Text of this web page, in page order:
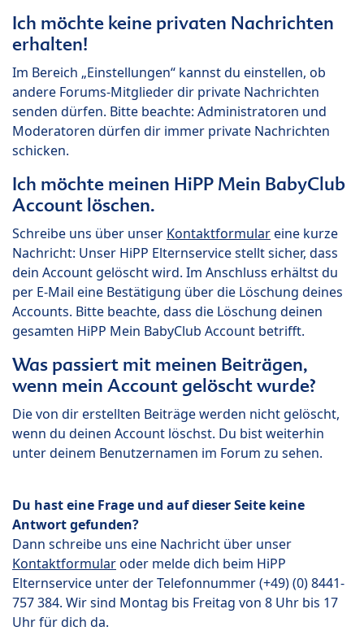
Ich möchte keine privaten Nachrichten
erhalten!
Im Bereich „Einstellungen“ kannst du einstellen, ob
andere Forums-Mitglieder dir private Nachrichten
senden dürfen. Bitte beachte: Administratoren und
Moderatoren dürfen dir immer private Nachrichten
schicken.
Ich möchte meinen HiPP Mein BabyClub
Account löschen.
Schreibe uns über unser Kontaktformulareine kurze
Nachricht: Unser HiPP Elternservice stellt sicher, dass
dein Account gelöscht wird. Im Anschluss erhältst du
per E-Mail eine Bestätigung über die Löschung deines
Accounts. Bitte beachte, dass die Löschung deinen
gesamten HiPP Mein BabyClub Account betrifft.
Was passiert mit meinen Beiträgen,
wenn mein Account gelöscht wurde?
Die von dir erstellten Beiträge werden nicht gelöscht,
wenn du deinen Account löschst. Du bist weiterhin
unter deinem Benutzernamen im Forum zu sehen.
Du hast eine Frage und auf dieser Seite keine
Antwort gefunden?
Dann schreibe uns eine Nachricht über unser
Kontaktformularoder melde dich beim HiPP
Elternservice unter der Telefonnummer (+49) (0) 8441-
757 384. Wir sind Montag bis Freitag von 8 Uhr bis 17
Uhr für dich da.